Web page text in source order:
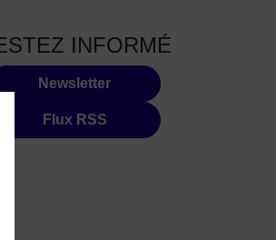
INFORMÉ
Newsletter
Flux RSS